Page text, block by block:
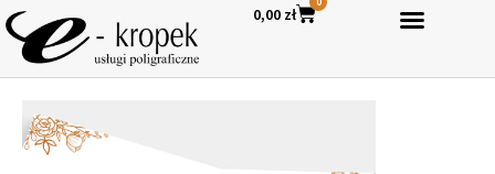
0,00 zł